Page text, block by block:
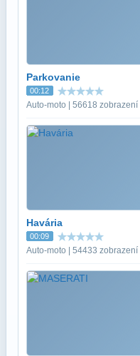
Parkovanie
00:12
Auto-moto | 56618 zobrazení
Havária
00:09
Auto-moto | 54433 zobrazení